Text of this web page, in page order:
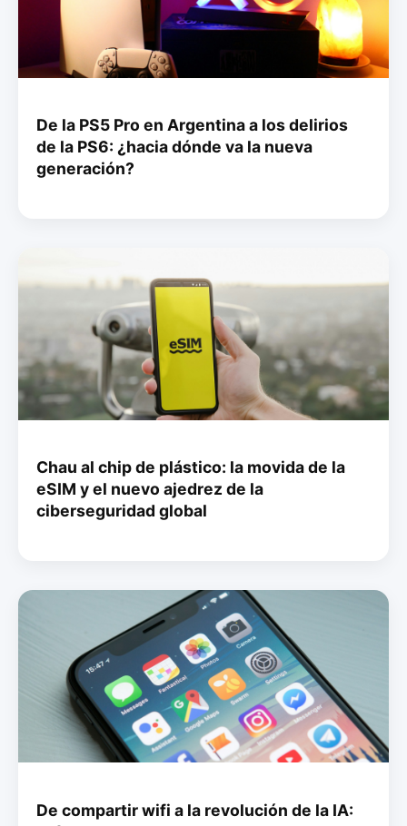
De la PS5 Pro en Argentina a los delirios
de la PS6: ¿hacia dónde va la nueva
generación?
Chau al chip de plástico: la movida de la
eSIM y el nuevo ajedrez de la
ciberseguridad global
De compartir wifi a la revolución de la IA: